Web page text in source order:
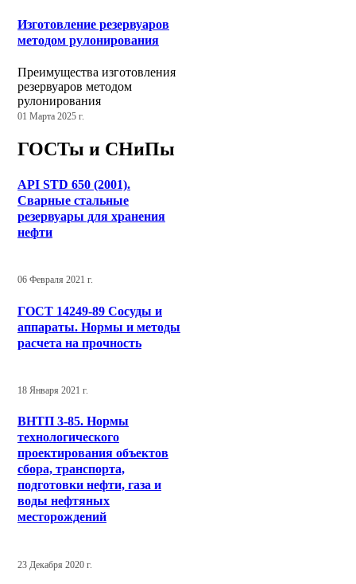
Изготовление резервуаров
методом рулонирования
Преимущества изготовления
резервуаров методом
рулонирования
01 Марта 2025 г.
ГОСТы и СНиПы
API STD 650 (2001).
Сварные стальные
резервуары для хранения
нефти
06 Февраля 2021 г.
ГОСТ 14249-89 Сосуды и
аппараты. Нормы и методы
расчета на прочность
18 Января 2021 г.
ВНТП 3-85. Нормы
технологического
проектирования объектов
сбора, транспорта,
подготовки нефти, газа и
воды нефтяных
месторождений
23 Декабря 2020 г.